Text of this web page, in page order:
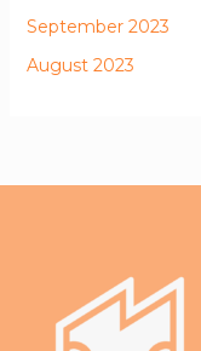
September 2023
August 2023